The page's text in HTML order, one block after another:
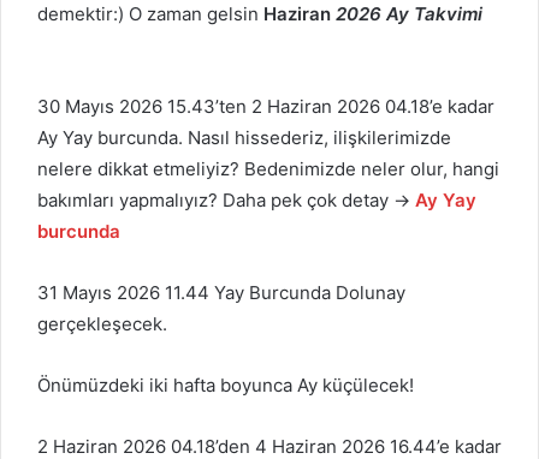
demektir:) O zaman gelsin Haziran 2026 Ay Takvimi
30 Mayıs 2026 15.43’ten 2 Haziran 2026 04.18’e kadar
Ay Yay burcunda. Nasıl hissederiz, ilişkilerimizde
nelere dikkat etmeliyiz? Bedenimizde neler olur, hangi
bakımları yapmalıyız? Daha pek çok detay → Ay Yay
burcunda
31 Mayıs 2026 11.44 Yay Burcunda Dolunay
gerçekleşecek.
Önümüzdeki iki hafta boyunca Ay küçülecek!
2 Haziran 2026 04.18’den 4 Haziran 2026 16.44’e kadar